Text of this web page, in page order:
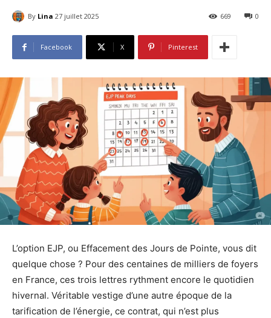
By Lina 27 juillet 2025 0
669
Facebook X Pinterest
L’option EJP, ou Effacement des Jours de Pointe, vous dit
quelque chose ? Pour des centaines de milliers de foyers
en France, ces trois lettres rythment encore le quotidien
hivernal. Véritable vestige d’une autre époque de la
tarification de l’énergie, ce contrat, qui n’est plus